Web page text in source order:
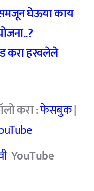
घेऊया काय
करा हरवलेले
करा :फेसबुक|
YouTube